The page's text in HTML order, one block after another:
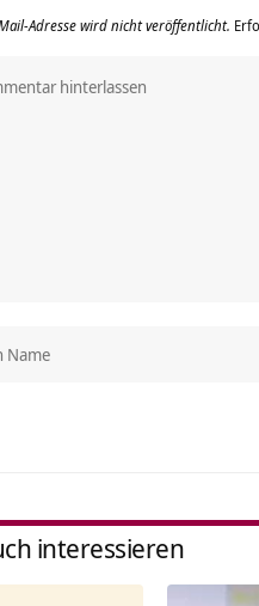
Adresse wird nicht veröffentlicht.
interessieren